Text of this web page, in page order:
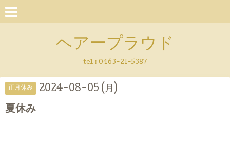
ヘアープラウド
tel : 0463-21-5387
正月休み 2024-08-05 (月)
夏休み